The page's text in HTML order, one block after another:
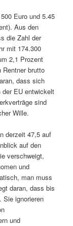
Euro und 5.45
Aus den
die Zahl der
mit 174.300
2,1 Prozent
brutto
dass sich
der EU entwickelt
sind
Wille.
derzeit 47,5 auf
auf den
verschweigt,
und
man muss
daran, dass bis
Sie ignorieren
und